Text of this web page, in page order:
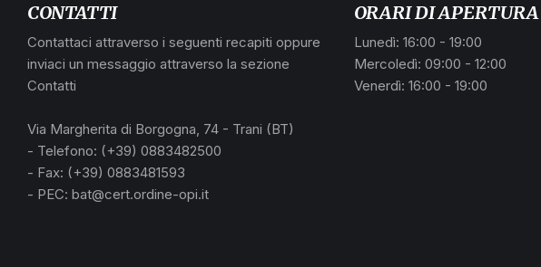
CONTATTI
Contattaci attraverso i seguenti recapiti oppure
inviaci un messaggio attraverso la sezione
Contatti
Via Margherita di Borgogna, 74 - Trani (BT)
- Telefono: (+39) 0883482500
- Fax: (+39) 0883481593
- PEC: bat@cert.ordine-opi.it
ORARI DI APERTURA
Lunedì: 16:00 - 19:00
Mercoledì: 09:00 - 12:00
Venerdì: 16:00 - 19:00